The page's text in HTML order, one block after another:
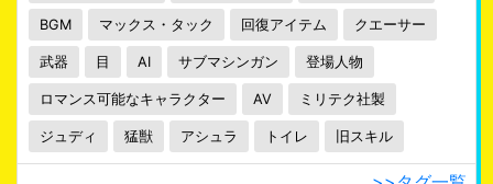
BGM マックス・タック 回復アイテム クエーサー
武器 目 AI サブマシンガン 登場人物
ロマンス可能なキャラクター AV ミリテク社製
ジュディ 猛獣 アシュラ トイレ 旧スキル